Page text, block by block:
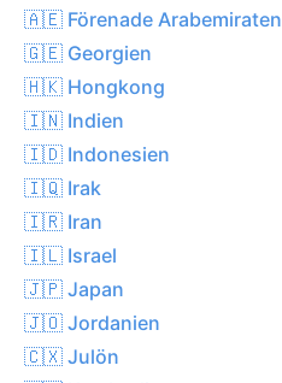
🇦🇪 Förenade Arabemiraten
🇬🇪 Georgien
🇭🇰 Hongkong
🇮🇳 Indien
🇮🇩 Indonesien
🇮🇶 Irak
🇮🇷 Iran
🇮🇱 Israel
🇯🇵 Japan
🇯🇴 Jordanien
🇨🇽 Julön